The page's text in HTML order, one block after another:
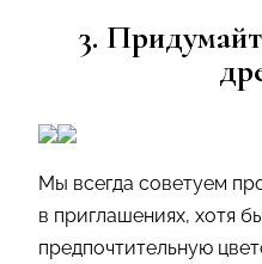
3.
Мы всегда советуем
в приглашениях, хотя
предпочтительную